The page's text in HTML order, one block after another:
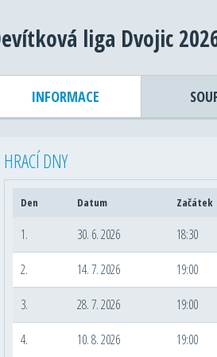
liga Dvojic
INFORMACE
HRACÍ DNY
Den Datum Začátek
1. 30. 6. 2026 18:30
2.
14. 7. 2026 19:00
3.
28. 7. 2026 19:00
4.
10. 8. 2026 19:00